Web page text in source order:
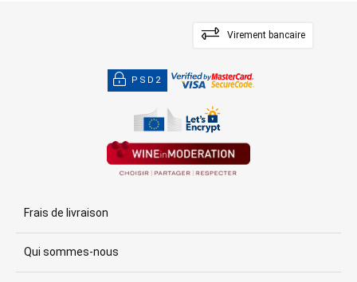
Virement bancaire
PSD2
Frais de livraison
Qui sommes-nous